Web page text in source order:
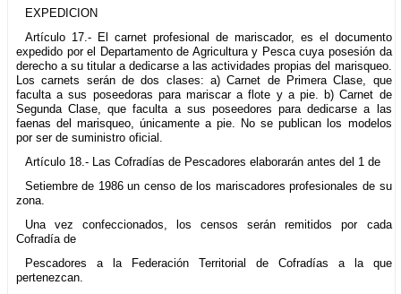
EXPEDICION
Artículo 17.- El carnet profesional de mariscador, es el documento
expedido por el Departamento de Agricultura y Pesca cuya posesión da
derecho a su titular a dedicarse a las actividades propias del marisqueo.
Los carnets serán de dos clases: a) Carnet de Primera Clase, que
faculta a sus poseedoras para mariscar a flote y a pie. b) Carnet de
Segunda Clase, que faculta a sus poseedores para dedicarse a las
faenas del marisqueo, únicamente a pie. No se publican los modelos
por ser de suministro oficial.
Artículo 18.- Las Cofradías de Pescadores elaborarán antes del 1 de
Setiembre de 1986 un censo de los mariscadores profesionales de su
zona.
Una vez confeccionados, los censos serán remitidos por cada
Cofradía de
Pescadores a la Federación Territorial de Cofradías a la que
pertenezcan.